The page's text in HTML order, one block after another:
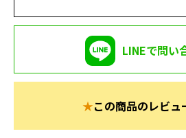
LINEで問い
★この商品のレビュ